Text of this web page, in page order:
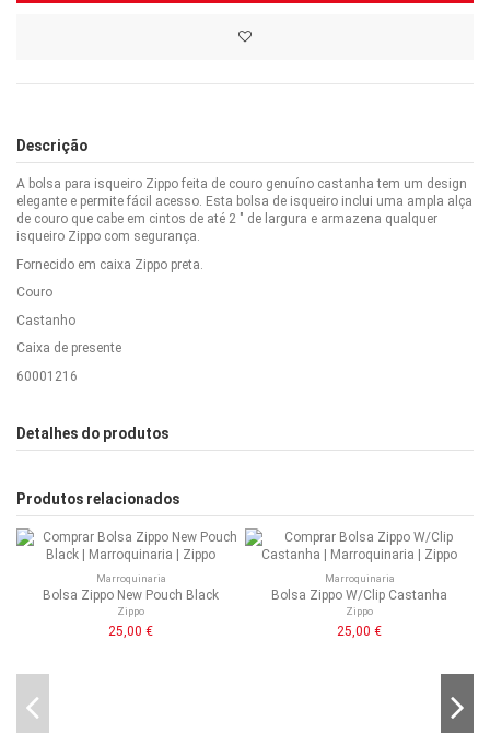
Descrição
A bolsa para isqueiro Zippo feita de couro genuíno castanha tem um design
elegante e permite fácil acesso. Esta bolsa de isqueiro inclui uma ampla alça
de couro que cabe em cintos de até 2 ″ de largura e armazena qualquer
isqueiro Zippo com segurança.
Fornecido em caixa Zippo preta.
Couro
Castanho
Caixa de presente
60001216
Detalhes do produtos
Produtos relacionados
Marroquinaria
Bolsa Zippo New Pouch Black
Zippo
25,00 €
Marroquinaria
Bolsa Zippo W/Clip Castanha
Zippo
25,00 €